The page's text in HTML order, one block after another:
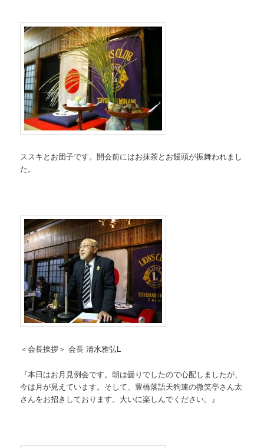
ススキとお団子です。開会前にはお抹茶とお饅頭が振舞われまし
た。
＜会長挨拶＞ 会長 清水雅弘L
『本日はお月見例会です。朝は曇りでしたので心配しましたが、
今は月が見えています。そして、豊橋落語天狗連の微笑亭さん太
さんをお招きしております。大いに楽しんでください。』